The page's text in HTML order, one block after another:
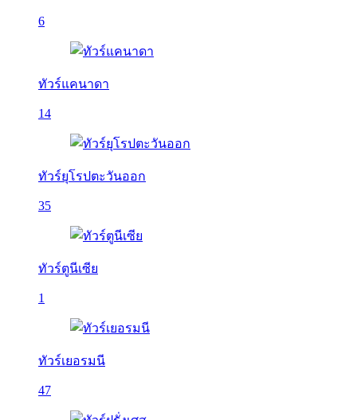
6
ทัวร์แคนาดา
14
ทัวร์ยุโรปตะวันออก
35
ทัวร์ตูนีเซีย
1
ทัวร์เยอรมนี
47